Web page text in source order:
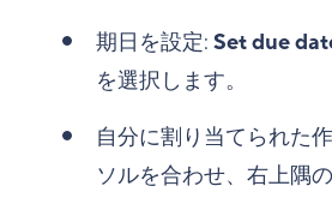
期日を設定: Set due
を選択します。
自分に割り当てられた
ソルを合わせ、右上隅